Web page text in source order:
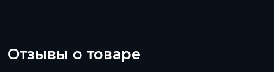
Отзывы о товаре